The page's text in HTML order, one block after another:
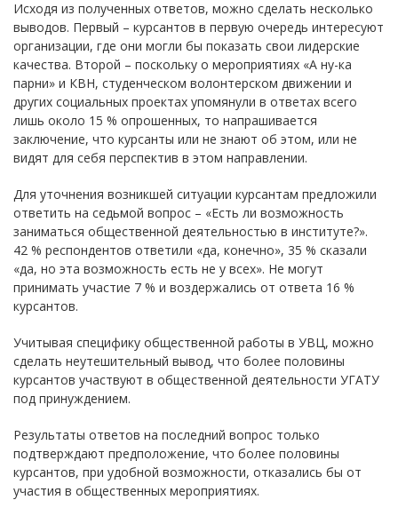
Исходя из полученных ответов, можно сделать несколько
выводов. Первый – курсантов в первую очередь интересуют
организации, где они могли бы показать свои лидерские
качества. Второй – поскольку о мероприятиях «А ну-ка
парни» и КВН, студенческом волонтерском движении и
других социальных проектах упомянули в ответах всего
лишь около 15 % опрошенных, то напрашивается
заключение, что курсанты или не знают об этом, или не
видят для себя перспектив в этом направлении.
Для уточнения возникшей ситуации курсантам предложили
ответить на седьмой вопрос – «Есть ли возможность
заниматься общественной деятельностью в институте?».
42 % респондентов ответили «да, конечно», 35 % сказали
«да, но эта возможность есть не у всех». Не могут
принимать участие 7 % и воздержались от ответа 16 %
курсантов.
Учитывая специфику общественной работы в УВЦ, можно
сделать неутешительный вывод, что более половины
курсантов участвуют в общественной деятельности УГАТУ
под принуждением.
Результаты ответов на последний вопрос только
подтверждают предположение, что более половины
курсантов, при удобной возможности, отказались бы от
участия в общественных мероприятиях.